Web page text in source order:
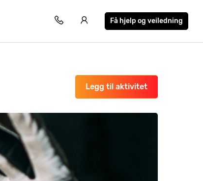
Få hjelp og veiledning
Legg til aktivitet